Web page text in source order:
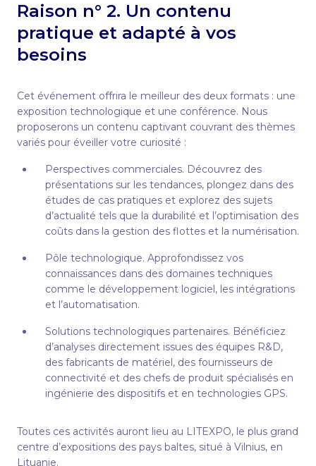
Raison n° 2. Un contenu
pratique et adapté à vos
besoins
Cet événement offrira le meilleur des deux formats : une
exposition technologique et une conférence. Nous
proposerons un contenu captivant couvrant des thèmes
variés pour éveiller votre curiosité :
Perspectives commerciales. Découvrez des
présentations sur les tendances, plongez dans des
études de cas pratiques et explorez des sujets
d’actualité tels que la durabilité et l’optimisation des
coûts dans la gestion des flottes et la numérisation.
Pôle technologique. Approfondissez vos
connaissances dans des domaines techniques
comme le développement logiciel, les intégrations
et l’automatisation.
Solutions technologiques partenaires. Bénéficiez
d’analyses directement issues des équipes R&D,
des fabricants de matériel, des fournisseurs de
connectivité et des chefs de produit spécialisés en
ingénierie des dispositifs et en technologies GPS.
Toutes ces activités auront lieu au LITEXPO, le plus grand
centre d’expositions des pays baltes, situé à Vilnius, en
Lituanie.